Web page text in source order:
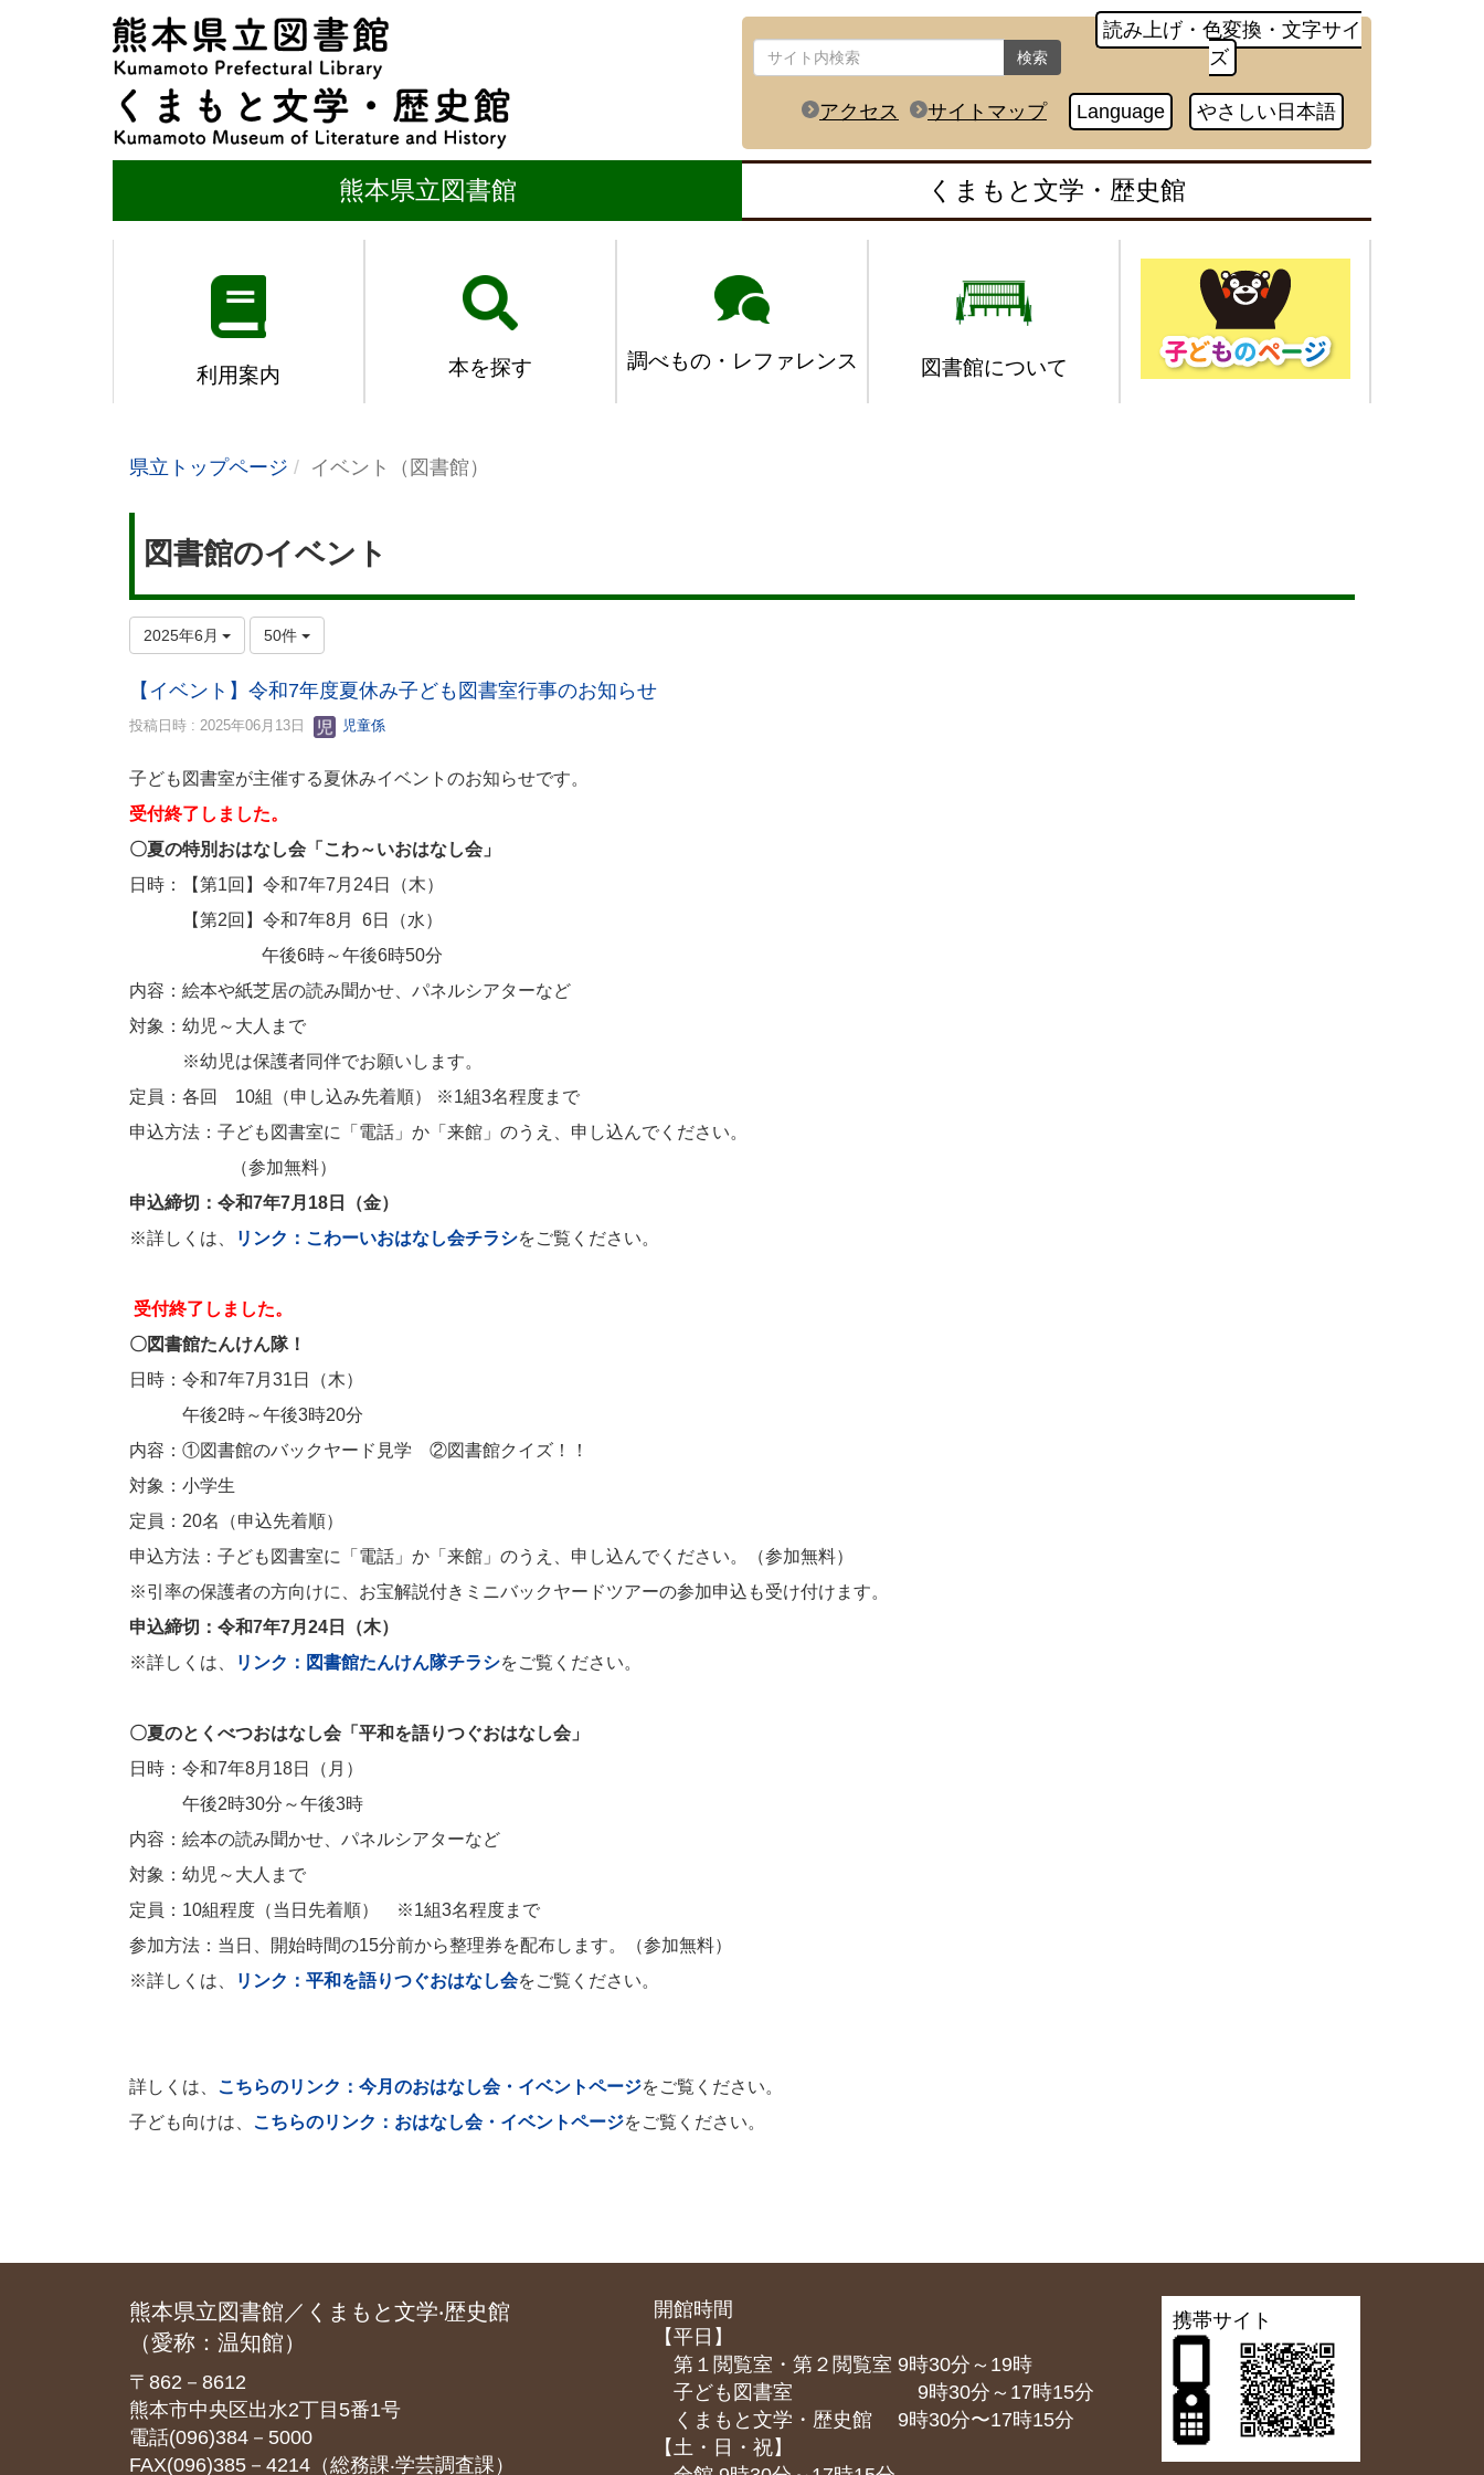
検索
読み上げ・色変換・文字サイ
ズ
アクセス サイトマップ Language やさしい日本語
熊本県立図書館 くまもと文学・歴史館
利用案内 本を探す 調べもの・レファレンス 図書館について
県立トップページ イベント（図書館）
図書館のイベント
2025年6月 50件
【イベント】令和7年度夏休み子ども図書室行事のお知らせ
投稿日時 : 2025年06月13日 児童係
子ども図書室が主催する夏休みイベントのお知らせです。
受付終了しました。
〇夏の特別おはなし会「こわ～いおはなし会」
日時：【第1回】令和7年7月24日（木）
【第2回】令和7年8月 6日（水）
午後6時～午後6時50分
内容：絵本や紙芝居の読み聞かせ、パネルシアターなど
対象：幼児～大人まで
※幼児は保護者同伴でお願いします。
定員：各回 10組（申し込み先着順） ※1組3名程度まで
申込方法：子ども図書室に「電話」か「来館」のうえ、申し込んでください。
（参加無料）
申込締切：令和7年7月18日（金）
※詳しくは、
リンク：こわーいおはなし会チラシをご覧ください。
受付終了しました。
〇図書館たんけん隊！
日時：令和7年7月31日（木）
午後2時～午後3時20分
内容：①図書館のバックヤード見学 ②図書館クイズ！！
対象：小学生
定員：20名（申込先着順）
申込方法：子ども図書室に「電話」か「来館」のうえ、申し込んでください。（参加無料）
※引率の保護者の方向けに、お宝解説付きミニバックヤードツアーの参加申込も受け付けます。
申込締切：令和7年7月24日（木）
※詳しくは、
リンク：図書館たんけん隊チラシをご覧ください。
〇夏のとくべつおはなし会「平和を語りつぐおはなし会」
日時：令和7年8月18日（月）
午後2時30分～午後3時
内容：絵本の読み聞かせ、パネルシアターなど
対象：幼児～大人まで
定員：10組程度（当日先着順） ※1組3名程度まで
参加方法：当日、開始時間の15分前から整理券を配布します。
（参加無料）
※詳しくは、
リンク： 平和を語りつぐおはなし会をご覧ください。
詳しくは、 こちらのリンク：今月のおはなし会・イベントページをご覧ください。
子ども向けは、 こちらのリンク：おはなし会・イベントページをご覧ください。
熊本県立図書館／くまもと文学‧歴史館
（愛称：温知館）
〒862－8612
熊本市中央区出水2丁目5番1号
電話(096)384－5000
FAX(096)385－4214（総務課‧学芸調査課）
開館時間
【平日】
第１閲覧室・第２閲覧室 9時30分～19時
子ども図書室 9時30分～17時15分
くまもと⽂学・歴史館 9時30分〜17時15分
【土・日・祝】
携帯サイト